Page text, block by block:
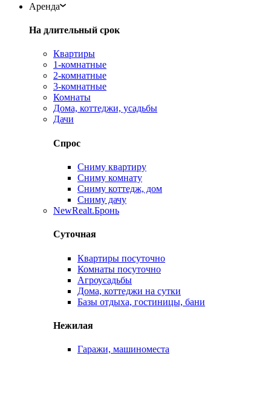
Аренда
На длительный срок
Квартиры
1-комнатные
2-комнатные
3-комнатные
Комнаты
Дома, коттеджи, усадьбы
Дачи
Спрос
Сниму квартиру
Сниму комнату
Сниму коттедж, дом
Сниму дачу
NewRealt.Бронь
Суточная
Квартиры посуточно
Комнаты посуточно
Агроусадьбы
Дома, коттеджи на сутки
Базы отдыха, гостиницы, бани
Нежилая
Гаражи, машиноместа